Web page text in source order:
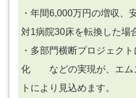
・年間6,000万円の増収
対1病院30床を転換した場
・多部門横断プロジェク
化 などの実現が、エム
トにより見込めます。